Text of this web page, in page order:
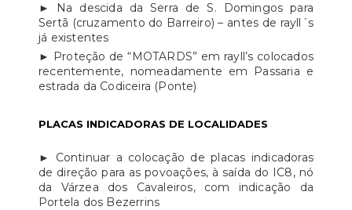
► Na descida da Serra de S. Domingos para
Sertã (cruzamento do Barreiro) – antes de rayll´s
já existentes
► Proteção de “MOTARDS” em rayll’s colocados
recentemente, nomeadamente em Passaria e
estrada da Codiceira (Ponte)
PLACAS INDICADORAS DE LOCALIDADES
► Continuar a colocação de placas indicadoras
de direção para as povoações, à saída do IC8, nó
da Várzea dos Cavaleiros, com indicação da
Portela dos Bezerrins